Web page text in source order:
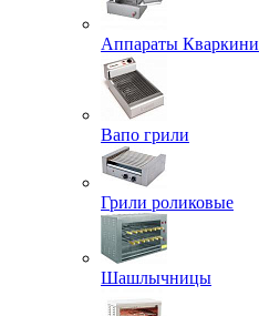
Аппараты Кваркини
Вапо грили
Грили роликовые
Шашлычницы